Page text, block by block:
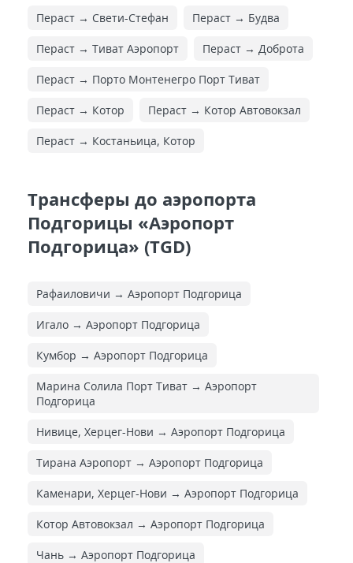
Пераст → Свети-Стефан Пераст → Будва
Пераст → Тиват Аэропорт Пераст → Доброта
Пераст → Порто Монтенегро Порт Тиват
Пераст → Котор Пераст → Котор Автовокзал
Пераст → Костаньица, Котор
Трансферы до аэропорта
Подгорицы «Аэропорт
Подгорица» (TGD)
Рафаиловичи → Аэропорт Подгорица
Игало → Аэропорт Подгорица
Кумбор → Аэропорт Подгорица
Марина Солила Порт Тиват → Аэропорт
Подгорица
Нивице, Херцег-Нови → Аэропорт Подгорица
Тирана Аэропорт → Аэропорт Подгорица
Каменари, Херцег-Нови → Аэропорт Подгорица
Котор Автовокзал → Аэропорт Подгорица
Чань → Аэропорт Подгорица